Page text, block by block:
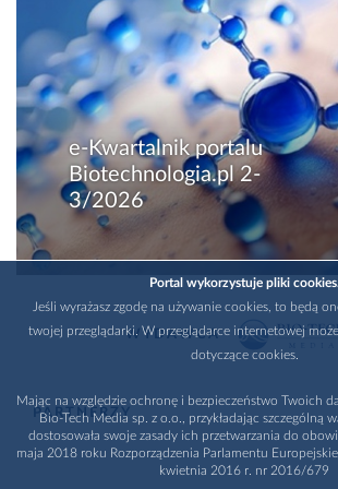
e-Kwartalnik portalu
Biotechnologia.pl 2-
3/2026
WYDAWCA
PARTNERZY
Portal wykorzystuje pliki cookies.
Jeśli wyrażasz zgodę na używanie cookies, to będą
twojej przeglądarki. W przeglądarce internetowej
dotyczące cookies.
Mając na względzie ochronę i bezpieczeństwo Twoich
Bio-Tech Media sp. z o.o., przykładając szczególną
dostosowała swoje zasady ich przetwarzania do
maja 2018 roku Rozporządzenia Parlamentu
kwietnia 2016 r. nr 2016/679